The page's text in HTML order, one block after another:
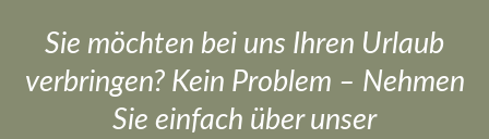
Sie möchten bei uns Ihren Urlaub
verbringen? Kein Problem – Nehmen
Sie einfach über unser